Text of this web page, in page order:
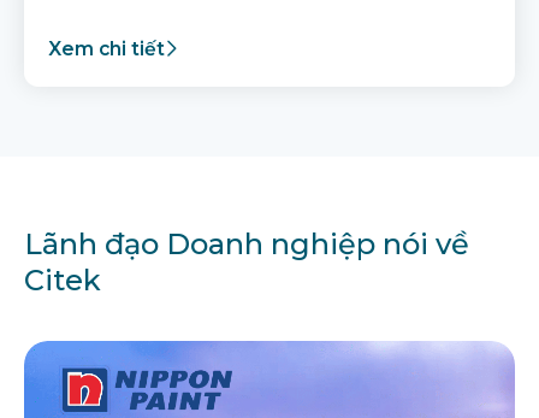
Xem chi tiết
Lãnh đạo Doanh nghiệp nói về
Citek